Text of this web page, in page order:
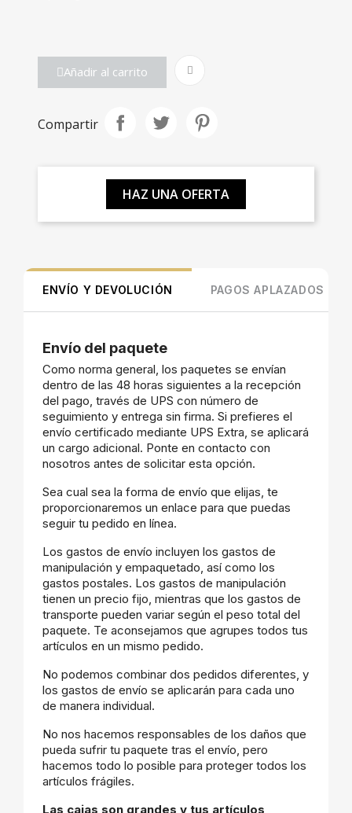
Añadir al carrito
Compartir
HAZ UNA OFERTA
ENVÍO Y DEVOLUCIÓN PAGOS APLAZADOS
Envío del paquete
Como norma general, los paquetes se envían
dentro de las 48 horas siguientes a la recepción
del pago, través de UPS con número de
seguimiento y entrega sin firma. Si prefieres el
envío certificado mediante UPS Extra, se aplicará
un cargo adicional. Ponte en contacto con
nosotros antes de solicitar esta opción.
Sea cual sea la forma de envío que elijas, te
proporcionaremos un enlace para que puedas
seguir tu pedido en línea.
Los gastos de envío incluyen los gastos de
manipulación y empaquetado, así como los
gastos postales. Los gastos de manipulación
tienen un precio fijo, mientras que los gastos de
transporte pueden variar según el peso total del
paquete. Te aconsejamos que agrupes todos tus
artículos en un mismo pedido.
No podemos combinar dos pedidos diferentes, y
los gastos de envío se aplicarán para cada uno
de manera individual.
No nos hacemos responsables de los daños que
pueda sufrir tu paquete tras el envío, pero
hacemos todo lo posible para proteger todos los
artículos frágiles.
Las cajas son grandes y tus artículos